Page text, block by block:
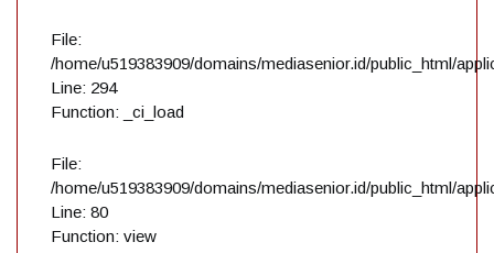
File:
/home/u519383909/domains/mediasenior.id/public_html/
Line: 294
Function: _ci_load
File:
/home/u519383909/domains/mediasenior.id/public_html/
Line: 80
Function: view